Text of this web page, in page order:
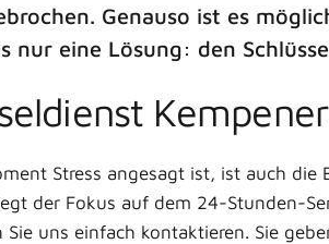
Genauso ist es
nur eine Lösung: den
Stress angesagt ist, ist auch
der Fokus auf dem 24-Stunden-
uns einfach kontaktieren. Sie